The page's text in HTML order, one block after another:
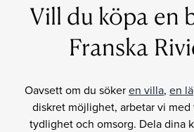
Vill du köpa en
Franska
Oavsett om du sökeren villa, en
diskret möjlighet, arbetar vi
tydlighet och omsorg. Dela dina